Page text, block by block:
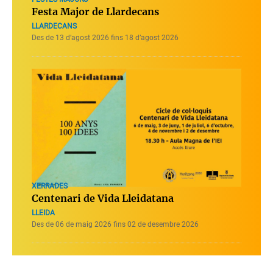
Festa Major de Llardecans
LLARDECANS
Des de 13 d’agost 2026 fins 18 d’agost 2026
XERRADES
Centenari de Vida Lleidatana
LLEIDA
Des de 06 de maig 2026 fins 02 de desembre 2026